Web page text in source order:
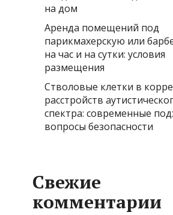
на дом
Аренда помещений под
парикмахерскую или
на час и на сутки: условия
размещения
Стволовые клетки в
расстройств
спектра: современные
вопросы безопасности
Свежие
комментарии